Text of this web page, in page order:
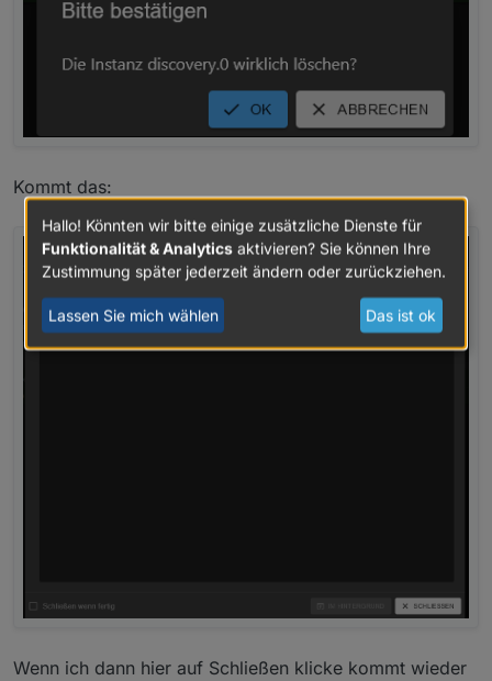
Kommt das:
Wenn ich dann hier auf Schließen klicke kommt wieder
Hallo! Könnten wir bitte einige zusätzliche Dienste für
Funktionalität & Analytics aktivieren? Sie können Ihre
Zustimmung später jederzeit ändern oder zurückziehen.
Lassen Sie mich wählen Das ist ok